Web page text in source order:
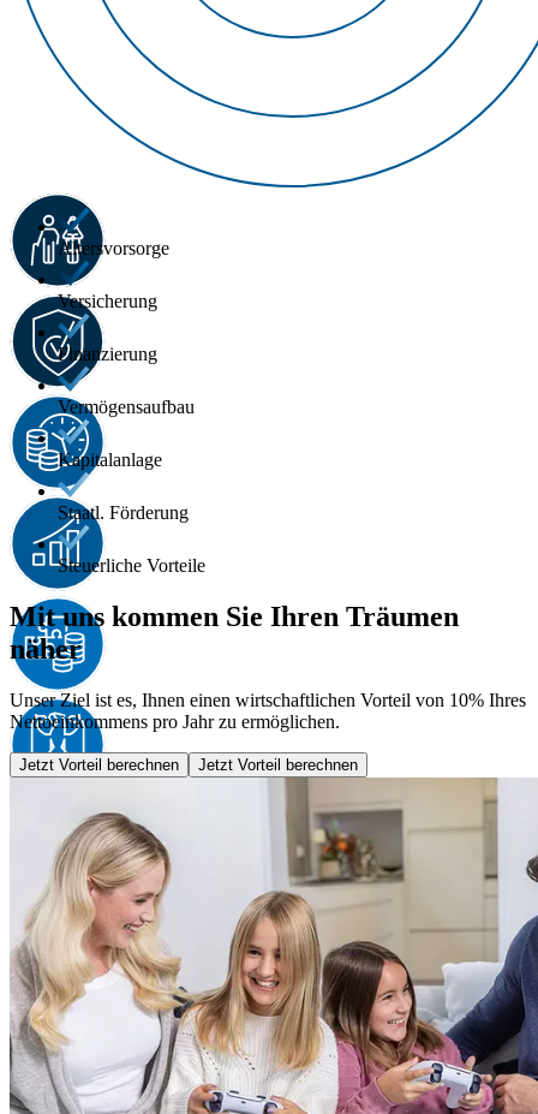
Altersvorsorge
Versicherung
Finanzierung
Vermögensaufbau
Kapitalanlage
Staatl. Förderung
Steuerliche Vorteile
Mit uns kommen Sie Ihren Träumen
näher
Unser Ziel ist es, Ihnen einen wirtschaftlichen Vorteil von 10% Ihres
Nettoeinkommens pro Jahr zu ermöglichen.
Jetzt Vorteil berechnen Jetzt Vorteil berechnen